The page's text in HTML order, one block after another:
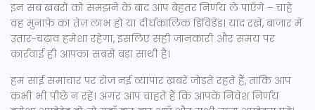
इन सब खबरों को समझने के बाद आप बेहतर निर्णय ले पाएँगे – चाहे
वह मुनाफे का तेज़ लाभ हो या दीर्घकालिक डिविडेंड। याद रखें, बाजार में
उतार-चढ़ाव हमेशा रहेगा, इसलिए सही जानकारी और समय पर
कार्रवाई ही आपका सबसे बड़ा साथी है।
हम साई समाचार पर रोज़ नई व्यापार ख़बरें जोड़ते रहते हैं, ताकि आप
कभी भी पीछे न रहें। अगर आप चाहते हैं कि आपके निवेश निर्णय